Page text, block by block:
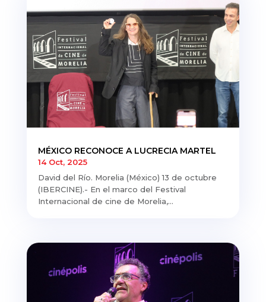
MÉXICO RECONOCE A LUCRECIA MARTEL
14 Oct, 2025
David del Río. Morelia (México) 13 de octubre
(IBERCINE).- En el marco del Festival
Internacional de cine de Morelia,...